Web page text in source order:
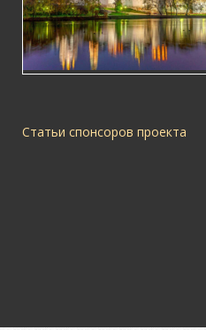
Статьи спонсоров проекта